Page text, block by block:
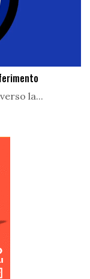
la...